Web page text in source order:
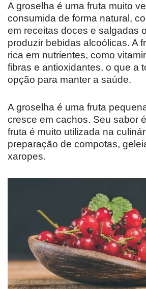
A groselha é uma fruta muito
consumida de forma natural,
em receitas doces e salgadas
produzir bebidas alcoólicas. A
rica em nutrientes, como
fibras e antioxidantes, o que a
opção para manter a saúde.
A groselha é uma fruta
cresce em cachos. Seu sabor
fruta é muito utilizada na
preparação de compotas,
xaropes.